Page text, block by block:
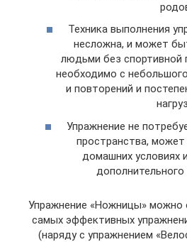
Техника выполнения
несложна, и может
людьми без спортивной
необходимо с
и повторений и
Упражнение не
пространства,
домашних условиях
дополнительного
Упражнение «Ножницы» можно
самых эффективных
(наряду с упражнением